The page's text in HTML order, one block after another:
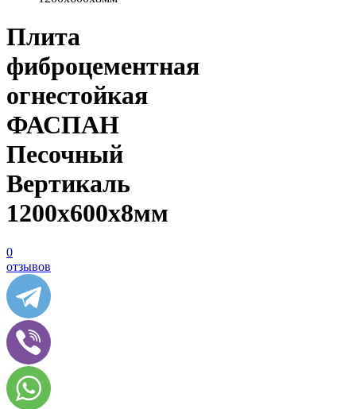
Плита
фиброцементная
огнестойкая
ФАСПАН
Песочный
Вертикаль
1200х600х8мм
0
отзывов